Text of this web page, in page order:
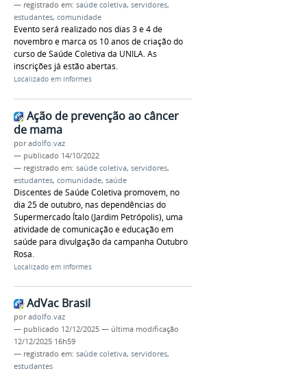
— registrado em: saúde coletiva, servidores,
estudantes, comunidade
Evento será realizado nos dias 3 e 4 de
novembro e marca os 10 anos de criação do
curso de Saúde Coletiva da UNILA. As
inscrições já estão abertas.
Localizado em Informes
Ação de prevenção ao câncer
de mama
poradolfo.vaz
— publicado 14/10/2022
— registrado em: saúde coletiva, servidores,
estudantes, comunidade, saúde
Discentes de Saúde Coletiva promovem, no
dia 25 de outubro, nas dependências do
Supermercado Ítalo (Jardim Petrópolis), uma
atividade de comunicação e educação em
saúde para divulgação da campanha Outubro
Rosa.
Localizado em Informes
AdVac Brasil
poradolfo.vaz
— publicado 12/12/2025 — última modificação
12/12/2025 16h59
— registrado em: saúde coletiva, servidores,
estudantes